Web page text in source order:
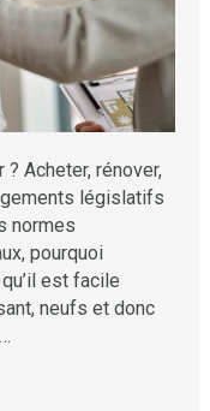
Acheter, rénover,
législatifs
normes
pourquoi
est facile
neufs et donc